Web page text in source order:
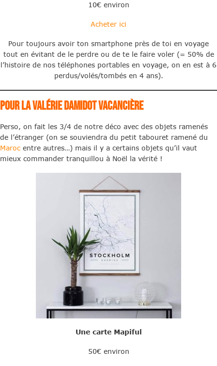
10€ environ
Acheter ici
Pour toujours avoir ton smartphone près de toi en voyage
tout en évitant de le perdre ou de te le faire voler (= 50% de
l’histoire de nos téléphones portables en voyage, on en est à 6
perdus/volés/tombés en 4 ans).
Pour la Valérie Damidot vacancière
Perso, on fait les 3/4 de notre déco avec des objets ramenés
de l’étranger (on se souviendra du petit tabouret ramené du
Maroc entre autres…) mais il y a certains objets qu’il vaut
mieux commander tranquillou à Noël la vérité !
Une carte Mapiful
50€ environ